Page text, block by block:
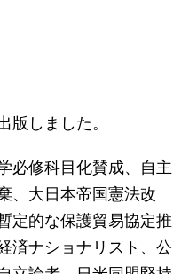
版しました。
必修科目化賛成、自主
、大日本帝国憲法改
定的な保護貿易協定推
済ナショナリスト、公